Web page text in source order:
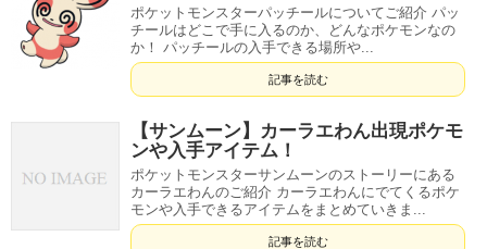
ポケットモンスターパッチールについてご紹介 パッ
チールはどこで手に入るのか、どんなポケモンなの
か！ パッチールの入手できる場所や...
記事を読む
【サンムーン】カーラエわん出現ポケモ
ンや入手アイテム！
ポケットモンスターサンムーンのストーリーにある
カーラエわんのご紹介 カーラエわんにでてくるポケ
モンや入手できるアイテムをまとめていきま...
記事を読む